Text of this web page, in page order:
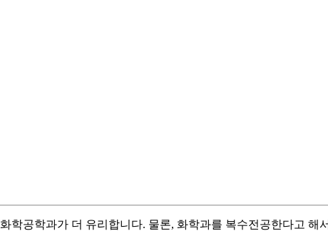
학공학과가 더 유리합니다. 물론, 화학과를 복수전공한다고 해